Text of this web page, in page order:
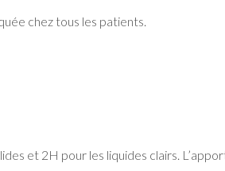
chez tous les patients.
et 2H pour les liquides clairs.